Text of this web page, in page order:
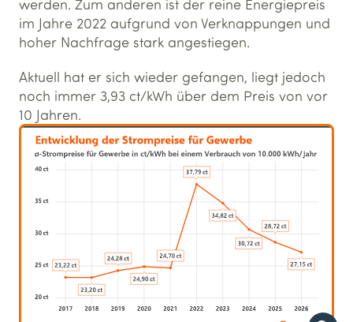
werden. Zum anderen ist der reine Energiepreis
im Jahre 2022 aufgrund von Verknappungen und
hoher Nachfrage stark angestiegen.
Aktuell hat er sich wieder gefangen, liegt jedoch
noch immer 3,93 ct/kWh über dem Preis von vor
10 Jahren.